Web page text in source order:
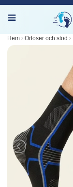
Hem Ortoser och stöd